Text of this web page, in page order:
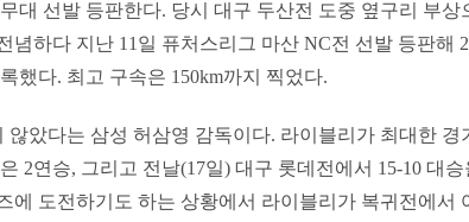
대 선발 등판한다. 당시 대구 두산전 도중 옆구리 부상
념하다 지난 11일 퓨처스리그 마산 NC전 선발 등판해
했다. 최고 구속은 150km까지 찍었다.
않았다는 삼성 허삼영 감독이다. 라이블리가 최대한 경
2연승, 그리고 전날(17일) 대구 롯데전에서 15-10 대
에 도전하기도 하는 상황에서 라이블리가 복귀전에서